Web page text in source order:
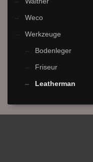
Weco
Werkzeuge
Bodenleger
Friseur
Leatherman